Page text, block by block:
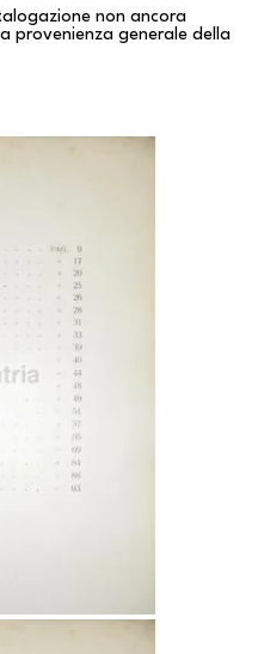
non ancora
provenienza generale della